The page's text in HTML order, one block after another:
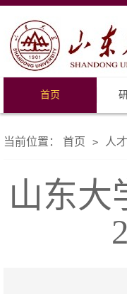
首页
当前位置： 首页 > 人
山东大